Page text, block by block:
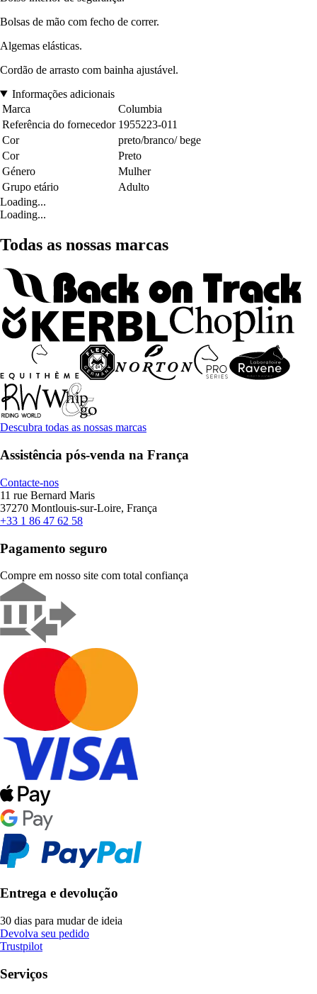
Bolsas de mão com fecho de correr.
Algemas elásticas.
Cordão de arrasto com bainha ajustável.
Informações adicionais
Marca
Columbia
Referência do fornecedor 1955223-011
Cor
preto/branco/ bege
Cor
Preto
Género
Mulher
Grupo etário
Adulto
Loading...
Loading...
Todas as nossas marcas
Descubra todas as nossas marcas
Assistência pós-venda na França
Contacte-nos
11 rue Bernard Maris
37270 Montlouis-sur-Loire, França
+33 1 86 47 62 58
Pagamento seguro
Compre em nosso site com total confiança
Entrega e devolução
30 dias para mudar de ideia
Devolva seu pedido
Trustpilot
Serviços